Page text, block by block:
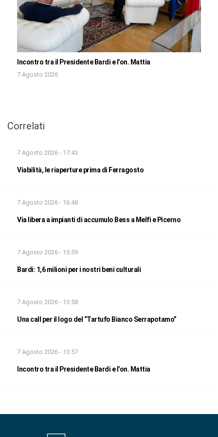
Incontro tra il Presidente Bardi e l’on. Mattia
7 Agosto 2026
Correlati
7 Agosto 2026 - 17:43
Viabilità, le riaperture prima di Ferragosto
7 Agosto 2026 - 16:48
Via libera a impianti di accumulo Bess a Melfi e Picerno
7 Agosto 2026 - 15:59
Bardi: 1,6 milioni per i nostri beni culturali
7 Agosto 2026 - 13:58
Una call per il logo del “Tartufo Bianco Serrapotamo”
7 Agosto 2026 - 13:57
Incontro tra il Presidente Bardi e l’on. Mattia